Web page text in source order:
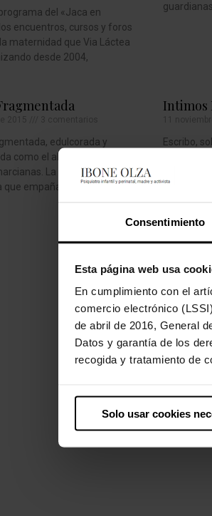
Consentimiento
Esta página web usa
En cumplimiento con el
comercio electrónico
de abril de 2016, General
Datos y garantía de los
recogida y tratamiento de
Solo usar cookies
del «Jaca en
encuentros, cursos y foros
maternidad que Via Láctea
desde 2004,
edulcorada y
como el absurdo café en
La extrañeza rodea
que empaña la mirada. La
Intimos
Escribo,
de